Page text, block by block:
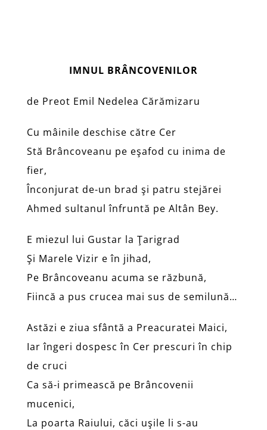
IMNUL BRÂNCOVENILOR
de Preot Emil Nedelea Cărămizaru
Cu mâinile deschise către Cer
Stă Brâncoveanu pe eşafod cu inima de
fier,
Înconjurat de-un brad şi patru stejărei
Ahmed sultanul înfruntă pe Altân Bey.
E miezul lui Gustar la Ţarigrad
Şi Marele Vizir e în jihad,
Pe Brâncoveanu acuma se răzbună,
Fiincă a pus crucea mai sus de semilună…
Astăzi e ziua sfântă a Preacuratei Maici,
Iar îngeri dospesc în Cer prescuri în chip
de cruci
Ca să-i primească pe Brâncovenii
mucenici,
La poarta Raiului, căci uşile li s-au